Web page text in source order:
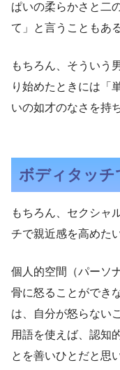
ぱいの柔らかさと二
て」と言うこともあ
もちろん、そういう
り始めたときには「
いの如才のなさを持
ボディタッチ
もちろん、セクシャ
チで親近感を高めた
個人的空間（パーソ
骨に怒ることができ
は、自分が怒らない
用語を使えば、認知
とを善いひとだと思